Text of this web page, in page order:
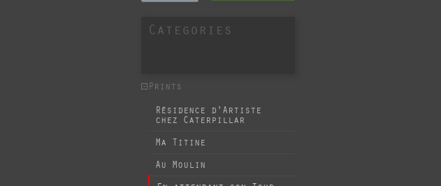
Categories
Prints
Résidence d'Artiste
chez Caterpillar
Ma Titine
Au Moulin